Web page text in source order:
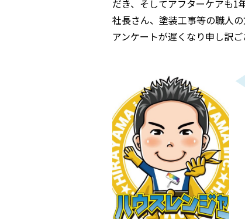
だき、そしてアフターケアも1
社長さん、塗装工事等の職人
アンケートが遅くなり申し訳ご